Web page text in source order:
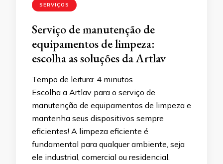
SERVIÇOS
Serviço de manutenção de
equipamentos de limpeza:
escolha as soluções da Artlav
Tempo de leitura: 4 minutos
Escolha a Artlav para o serviço de
manutenção de equipamentos de limpeza e
mantenha seus dispositivos sempre
eficientes! A limpeza eficiente é
fundamental para qualquer ambiente, seja
ele industrial, comercial ou residencial.